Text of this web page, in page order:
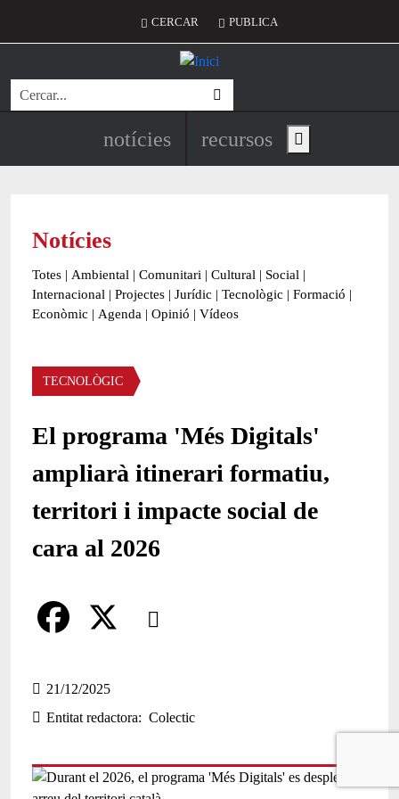
Menú del compte d'usuari
CERCAR PUBLICA
Cerca
Navegació principal de
notícies recursos Show main menu
Notícies
Totes | Ambiental | Comunitari | Cultural | Social |
Internacional | Projectes | Jurídic | Tecnològic | Formació |
Econòmic | Agenda | Opinió | Vídeos
Àmbit de la notícia
TECNOLÒGIC
El programa 'Més Digitals'
ampliarà itinerari formatiu,
territori i impacte social de
cara al 2026
Comparteix
a
c
b
21/12/2025
Entitat redactora
Colectic